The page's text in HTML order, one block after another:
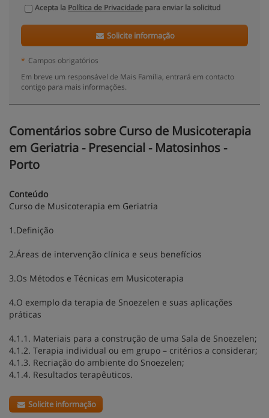
Acepta la Política de Privacidade para enviar la solicitud
Solicite informação
* Campos obrigatórios
Em breve um responsável de Mais Família, entrará em contacto
contigo para mais informações.
Comentários sobre Curso de Musicoterapia
em Geriatria - Presencial - Matosinhos -
Porto
Conteúdo
Curso de Musicoterapia em Geriatria
1.Definição
2.Áreas de intervenção clínica e seus benefícios
3.Os Métodos e Técnicas em Musicoterapia
4.O exemplo da terapia de Snoezelen e suas aplicações
práticas
4.1.1. Materiais para a construção de uma Sala de Snoezelen;
4.1.2. Terapia individual ou em grupo – critérios a considerar;
4.1.3. Recriação do ambiente do Snoezelen;
4.1.4. Resultados terapêuticos.
Solicite informação